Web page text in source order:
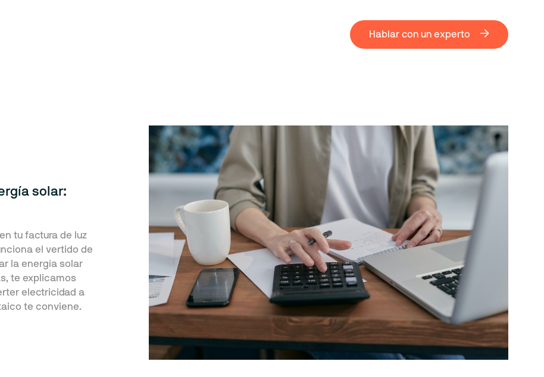
Hablar con un experto
solar:
tu factura de luz
el vertido de
la energía solar
te explicamos
electricidad a
te conviene.